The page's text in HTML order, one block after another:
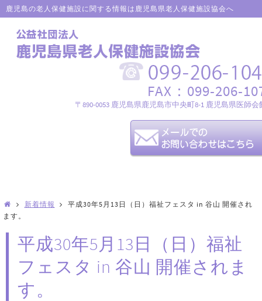
鹿児島の老人保健施設に関する情報は鹿児島県老人保健施設協会へ
FAX：099-206-
〒890-0053 鹿児島県鹿児島市中央町8-1 鹿児島県医師会
新着情報
平成30年5月13日（日）福祉フェスタ in 谷山 開催され
ます。
平成30年5月13日（日）福祉
フェスタ in 谷山 開催されま
す。